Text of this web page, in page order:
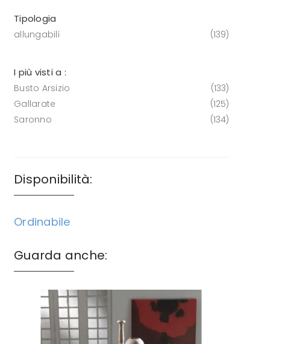
Tipologia
allungabili 139
I più visti a :
Busto Arsizio
133
Gallarate
125
Saronno
134
Disponibilità:
Ordinabile
Guarda anche: